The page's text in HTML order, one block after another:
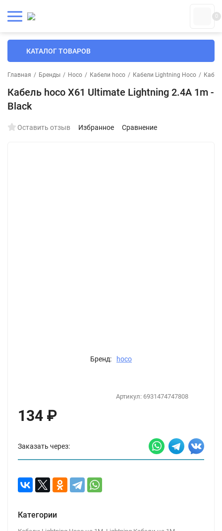
0
КАТАЛОГ ТОВАРОВ
Главная / Бренды / Hoco / Кабели hoco / Кабели Lightning Hoco /
Кабель hoco X61 Ultimate Lightning 2.4А 1m -
Black
Оставить отзыв Избранное Сравнение
Бренд: hoco
Артикул: 6931474747808
134 ₽
Заказать через:
Категории